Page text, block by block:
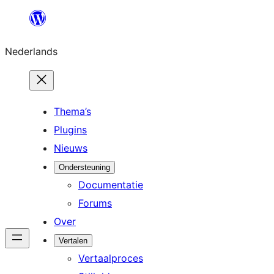
de
inhoud
Nederlands
Thema’s
Plugins
Nieuws
Ondersteuning
Documentatie
Forums
Over
Vertalen
Vertaalproces